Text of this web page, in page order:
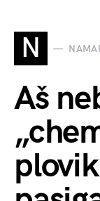
N NAMAI
Aš